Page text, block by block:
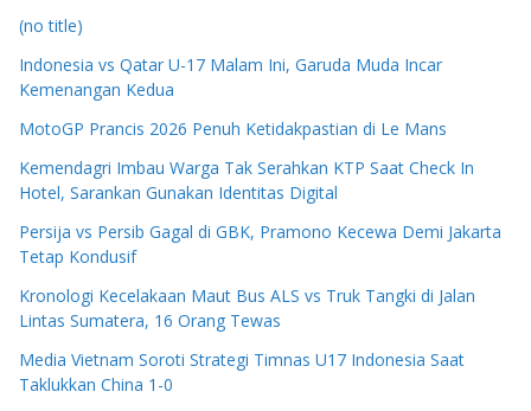
(no title)
Indonesia vs Qatar U-17 Malam Ini, Garuda Muda Incar
Kemenangan Kedua
MotoGP Prancis 2026 Penuh Ketidakpastian di Le Mans
Kemendagri Imbau Warga Tak Serahkan KTP Saat Check In
Hotel, Sarankan Gunakan Identitas Digital
Persija vs Persib Gagal di GBK, Pramono Kecewa Demi Jakarta
Tetap Kondusif
Kronologi Kecelakaan Maut Bus ALS vs Truk Tangki di Jalan
Lintas Sumatera, 16 Orang Tewas
Media Vietnam Soroti Strategi Timnas U17 Indonesia Saat
Taklukkan China 1-0